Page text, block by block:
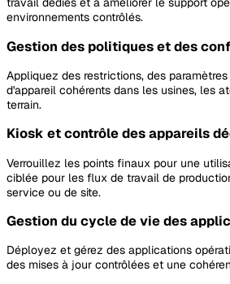
environnements contrôlés.
Gestion des politiques et des
Appliquez des restrictions, des
d'appareil cohérents dans les usines, les
terrain.
Kiosk et contrôle des appareils
Verrouillez les points finaux pour une
ciblée pour les flux de travail de
service ou de site.
Gestion du cycle de vie des
Déployez et gérez des applications
des mises à jour contrôlées et une